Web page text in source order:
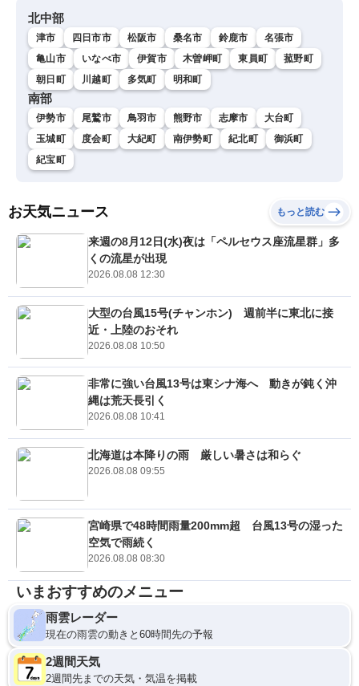
北中部
津市 四日市市 松阪市 桑名市 鈴鹿市
名張市
亀山市
いなべ市 伊賀市 木曽岬町 東員町
菰野町
朝日町
川越町 多気町 明和町
南部
伊勢市 尾鷲市 鳥羽市 熊野市 志摩市
大台町
玉城町
度会町 大紀町 南伊勢町 紀北町
御浜町
紀宝町
お天気ニュース もっと読む
来週の8月12日(水)夜は「ペルセウス座流星群」多
くの流星が出現
2026.08.08 12:30
大型の台風15号(チャンホン) 週前半に東北に接
近・上陸のおそれ
2026.08.08 10:50
非常に強い台風13号は東シナ海へ 動きが鈍く沖
縄は荒天長引く
2026.08.08 10:41
北海道は本降りの雨 厳しい暑さは和らぐ
2026.08.08 09:55
宮崎県で48時間雨量200mm超 台風13号の湿った
空気で雨続く
2026.08.08 08:30
いまおすすめのメニュー
雨雲レーダー
現在の雨雲の動きと60時間先の予報
2週間天気
2週間先までの天気・気温を掲載